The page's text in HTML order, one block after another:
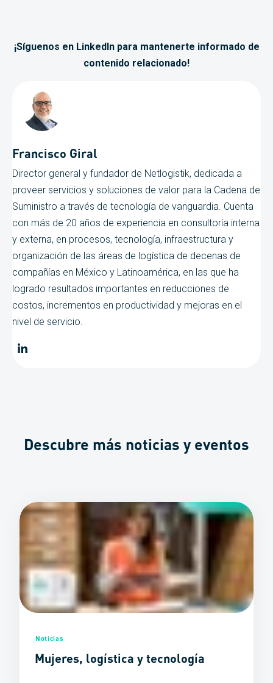
¡Síguenos en LinkedIn para mantenerte informado de
contenido relacionado!
Francisco Giral
Director general y fundador de Netlogistik, dedicada a
proveer servicios y soluciones de valor para la Cadena de
Suministro a través de tecnología de vanguardia. Cuenta
con más de 20 años de experiencia en consultoría interna
y externa, en procesos, tecnología, infraestructura y
organización de las áreas de logística de decenas de
compañías en México y Latinoamérica, en las que ha
logrado resultados importantes en reducciones de
costos, incrementos en productividad y mejoras en el
nivel de servicio.
Descubre más noticias y eventos
Noticias
Mujeres, logística y tecnología